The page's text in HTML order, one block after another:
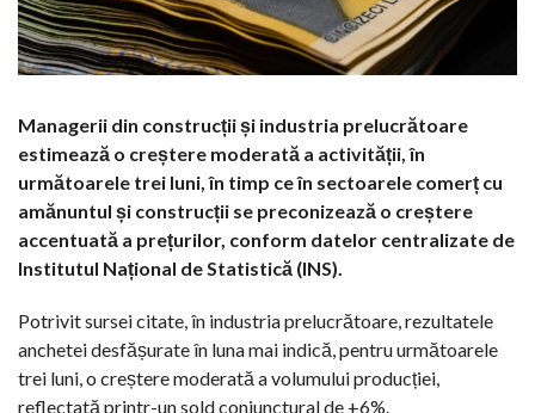
Managerii din construcții și industria prelucrătoare
estimează o creștere moderată a activității, în
următoarele trei luni, în timp ce în sectoarele comerț cu
amănuntul și construcții se preconizează o creștere
accentuată a prețurilor, conform datelor centralizate de
Institutul Național de Statistică (INS).
Potrivit sursei citate, în industria prelucrătoare, rezultatele
anchetei desfășurate în luna mai indică, pentru următoarele
trei luni, o creștere moderată a volumului producției,
reflectată printr-un sold conjunctural de +6%.